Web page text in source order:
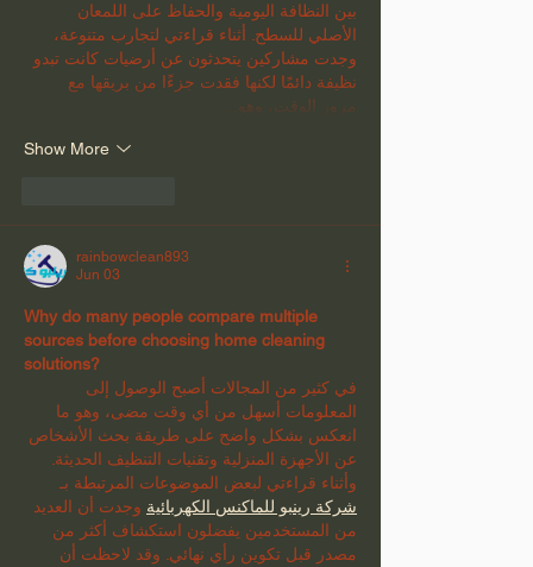
بين النظافة اليومية والحفاظ على اللمعان
الأصلي للسطح. أثناء قراءتي لتجارب متنوعة،
وجدت مشاركين يتحدثون عن أرضيات كانت تبدو
نظيفة دائمًا لكنها فقدت جزءًا من بريقها مع
مرور الوقت، وهو…
Show More
rainbowclean893
Jun 03
Why do many people compare multiple
sources before choosing home cleaning
solutions?
في كثير من المجالات أصبح الوصول إلى
المعلومات أسهل من أي وقت مضى، وهو ما
انعكس بشكل واضح على طريقة بحث الأشخاص
عن الأجهزة المنزلية وتقنيات التنظيف الحديثة.
وأثناء قراءتي لبعض الموضوعات المرتبطة بـ
شركة رينبو للماكنس الكهربائية وجدت أن العديد
من المستخدمين يفضلون استكشاف أكثر من
مصدر قبل تكوين رأي نهائي. وقد لاحظت أن